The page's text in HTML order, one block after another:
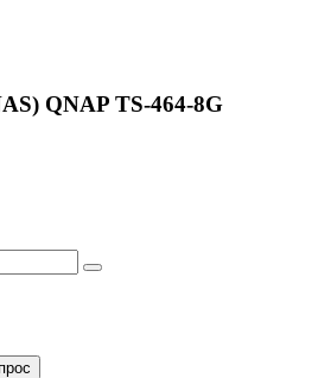
QNAP TS-464-8G